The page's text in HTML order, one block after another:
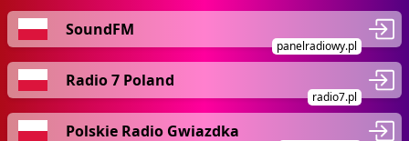
SoundFM
panelradiowy.pl
Radio 7 Poland
radio7.pl
Polskie Radio Gwiazdka